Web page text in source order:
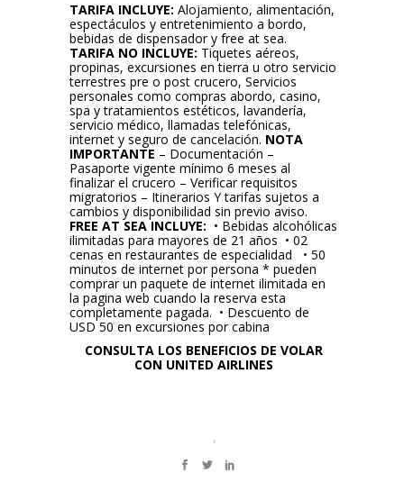
TARIFA INCLUYE: Alojamiento, alimentación,
espectáculos y entretenimiento a bordo,
bebidas de dispensador y free at sea.
TARIFA NO INCLUYE: Tiquetes aéreos,
propinas, excursiones en tierra u otro servicio
terrestres pre o post crucero, Servicios
personales como compras abordo, casino,
spa y tratamientos estéticos, lavandería,
servicio médico, llamadas telefónicas,
internet y seguro de cancelación. NOTA
IMPORTANTE – Documentación –
Pasaporte vigente mínimo 6 meses al
finalizar el crucero – Verificar requisitos
migratorios – Itinerarios Y tarifas sujetos a
cambios y disponibilidad sin previo aviso.
FREE AT SEA INCLUYE: • Bebidas alcohólicas
ilimitadas para mayores de 21 años • 02
cenas en restaurantes de especialidad • 50
minutos de internet por persona * pueden
comprar un paquete de internet ilimitada en
la pagina web cuando la reserva esta
completamente pagada. • Descuento de
USD 50 en excursiones por cabina
CONSULTA LOS BENEFICIOS DE VOLAR
CON UNITED AIRLINES
,